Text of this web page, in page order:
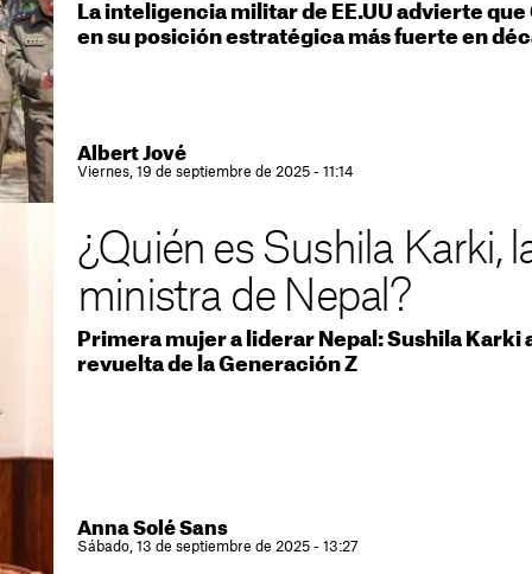
La inteligencia militar de EE.UU advierte
en su posición estratégica más fuerte en
Albert Jové
Viernes, 19 de septiembre de 2025 - 11:14
¿Quién es Sushila Karki,
ministra de Nepal?
Primera mujer a liderar Nepal: Sushila Karki
revuelta de la Generación Z
Anna Solé Sans
Sábado, 13 de septiembre de 2025 - 13:27